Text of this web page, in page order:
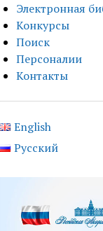
Электронная
Конкурсы
Поиск
Персоналии
Контакты
English
Русский